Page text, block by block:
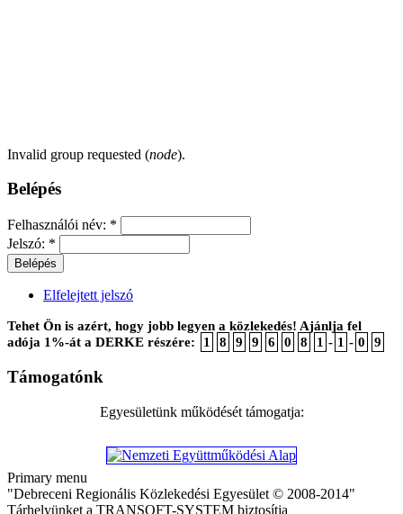
Invalid group requested (node).
Belépés
Felhasználói név: *
Jelszó: *
Elfelejtett jelszó
Tehet Ön is azért, hogy jobb legyen a közlekedés! Ajánlja fel
adója 1%-át a DERKE részére:
1 8 9 9 6 0 8 1 - 1 - 0 9
Támogatónk
Egyesületünk működését támogatja:
Primary menu
"Debreceni Regionális Közlekedési Egyesület © 2008-2014"
Tárhelyünket a TRANSOFT-SYSTEM biztosítja